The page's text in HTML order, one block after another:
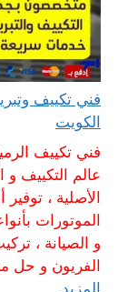
الكويت
فني تكييف
عالم التكييف و
الأصلية ،
الموتورات
و الصيانة ،
الفريون و حل